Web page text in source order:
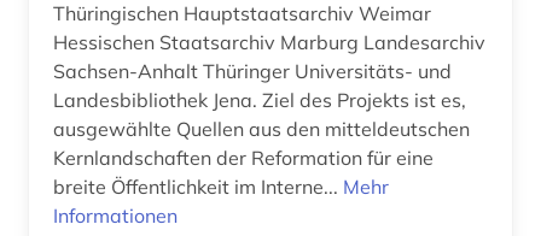
Thüringischen Hauptstaatsarchiv Weimar
Hessischen Staatsarchiv Marburg Landesarchiv
Sachsen-Anhalt Thüringer Universitäts- und
Landesbibliothek Jena. Ziel des Projekts ist es,
ausgewählte Quellen aus den mitteldeutschen
Kernlandschaften der Reformation für eine
breite Öffentlichkeit im Interne... Mehr
Informationen